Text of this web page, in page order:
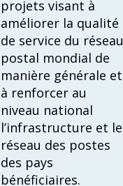
projets visant à
améliorer la qualité
de service du réseau
postal mondial de
manière générale et
à renforcer au
niveau national
l’infrastructure et le
réseau des postes
des pays
bénéficiaires.